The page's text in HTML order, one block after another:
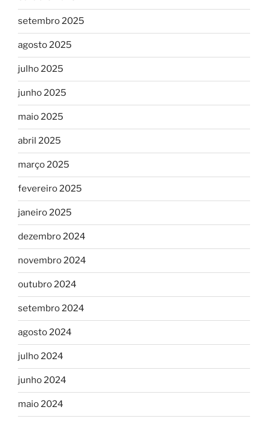
setembro 2025
agosto 2025
julho 2025
junho 2025
maio 2025
abril 2025
março 2025
fevereiro 2025
janeiro 2025
dezembro 2024
novembro 2024
outubro 2024
setembro 2024
agosto 2024
julho 2024
junho 2024
maio 2024